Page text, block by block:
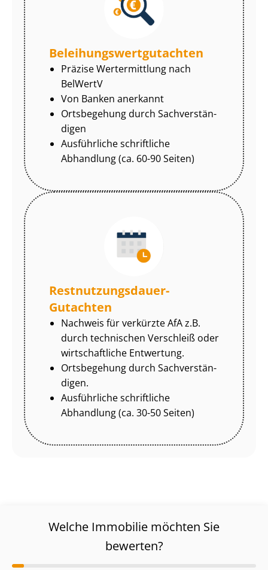
Be­lei­hungs­wert­gut­ach­ten
Präzise Wertermittlung nach
BelWertV
Von Banken anerkannt
Ortsbegehung durch Sach­ver­stän­
di­gen
Ausführliche schriftliche
Abhandlung (ca. 60-90 Seiten)
Rest­nut­zungs­dau­er-
Gutachten
Nachweis für verkürzte AfA z.B.
durch technischen Verschleiß oder
wirtschaftliche Entwertung.
Ortsbegehung durch Sach­ver­stän­
di­gen.
Ausführliche schriftliche
Abhandlung (ca. 30-50 Seiten)
Welche Immobilie möchten Sie
bewerten?